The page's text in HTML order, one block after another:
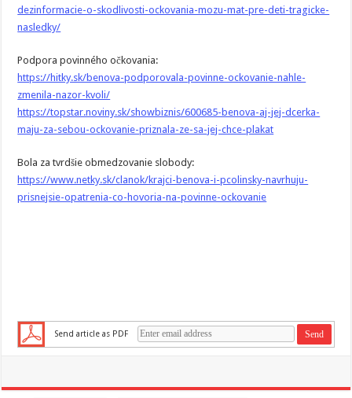
dezinformacie-o-skodlivosti-ockovania-mozu-mat-pre-deti-tragicke-
nasledky/
Podpora povinného očkovania:
https://hitky.sk/benova-podporovala-povinne-ockovanie-nahle-
zmenila-nazor-kvoli/
https://topstar.noviny.sk/showbiznis/600685-benova-aj-jej-dcerka-
maju-za-sebou-ockovanie-priznala-ze-sa-jej-chce-plakat
Bola za tvrdšie obmedzovanie slobody:
https://www.netky.sk/clanok/krajci-benova-i-pcolinsky-navrhuju-
prisnejsie-opatrenia-co-hovoria-na-povinne-ockovanie
Send article as PDF